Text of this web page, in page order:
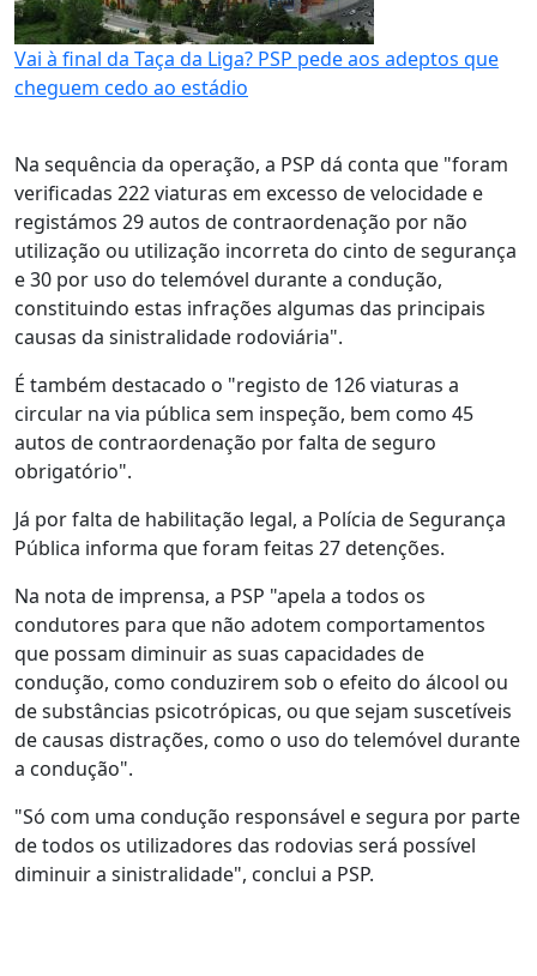
Vai à final da Taça da Liga? PSP pede aos adeptos que
cheguem cedo ao estádio
Na sequência da operação, a PSP dá conta que "foram
verificadas 222 viaturas em excesso de velocidade e
registámos 29 autos de contraordenação por não
utilização ou utilização incorreta do cinto de segurança
e 30 por uso do telemóvel durante a condução,
constituindo estas infrações algumas das principais
causas da sinistralidade rodoviária".
É também destacado o "registo de 126 viaturas a
circular na via pública sem inspeção, bem como 45
autos de contraordenação por falta de seguro
obrigatório".
Já por falta de habilitação legal, a Polícia de Segurança
Pública informa que foram feitas 27 detenções.
Na nota de imprensa, a PSP "apela a todos os
condutores para que não adotem comportamentos
que possam diminuir as suas capacidades de
condução, como conduzirem sob o efeito do álcool ou
de substâncias psicotrópicas, ou que sejam suscetíveis
de causas distrações, como o uso do telemóvel durante
a condução".
"Só com uma condução responsável e segura por parte
de todos os utilizadores das rodovias será possível
diminuir a sinistralidade", conclui a PSP.